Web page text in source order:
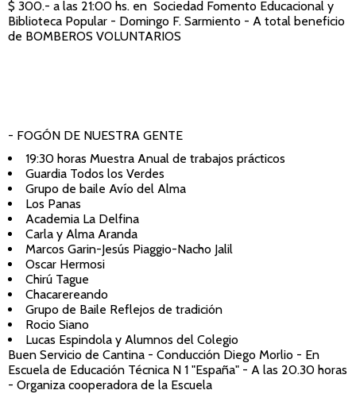
$ 300.- a las 21:00 hs. en Sociedad Fomento Educacional y
Biblioteca Popular - Domingo F. Sarmiento - A total beneficio
de BOMBEROS VOLUNTARIOS
- FOGÓN DE NUESTRA GENTE
19:30 horas Muestra Anual de trabajos prácticos
Guardia Todos los Verdes
Grupo de baile Avío del Alma
Los Panas
Academia La Delfina
Carla y Alma Aranda
Marcos Garin-Jesús Piaggio-Nacho Jalil
Oscar Hermosi
Chirú Tague
Chacarereando
Grupo de Baile Reflejos de tradición
Rocio Siano
Lucas Espindola y Alumnos del Colegio
Buen Servicio de Cantina - Conducción Diego Morlio - En
Escuela de Educación Técnica N 1 "España" - A las 20.30 horas
- Organiza cooperadora de la Escuela